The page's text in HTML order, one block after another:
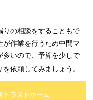
りの相談をすることもで
が作業を行うため中間マ
多いので、予算を少しで
依頼してみましょう。